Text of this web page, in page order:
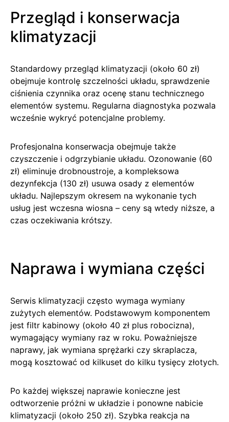
Przegląd i konserwacja
klimatyzacji
Standardowy przegląd klimatyzacji (około 60 zł)
obejmuje kontrolę szczelności układu, sprawdzenie
ciśnienia czynnika oraz ocenę stanu technicznego
elementów systemu. Regularna diagnostyka pozwala
wcześnie wykryć potencjalne problemy.
Profesjonalna konserwacja obejmuje także
czyszczenie i odgrzybianie układu. Ozonowanie (60
zł) eliminuje drobnoustroje, a kompleksowa
dezynfekcja (130 zł) usuwa osady z elementów
układu. Najlepszym okresem na wykonanie tych
usług jest wczesna wiosna – ceny są wtedy niższe, a
czas oczekiwania krótszy.
Naprawa i wymiana części
Serwis klimatyzacji często wymaga wymiany
zużytych elementów. Podstawowym komponentem
jest filtr kabinowy (około 40 zł plus robocizna),
wymagający wymiany raz w roku. Poważniejsze
naprawy, jak wymiana sprężarki czy skraplacza,
mogą kosztować od kilkuset do kilku tysięcy złotych.
Po każdej większej naprawie konieczne jest
odtworzenie próżni w układzie i ponowne nabicie
klimatyzacji (około 250 zł). Szybka reakcja na